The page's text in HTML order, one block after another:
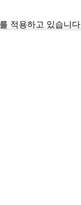
적용하고 있습니다.